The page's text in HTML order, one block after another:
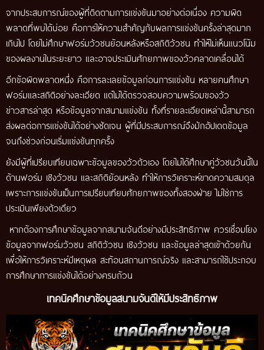
จากประสบการณ์ของผู้ที่ติดตามการแข่งขันมาอย่างต่อเนื่อง ความผิด
พลาดที่พบได้บ่อย คือการให้ความสำคัญกับผลการแข่งขันครั้งล่าสุดมาก
เกินไป โดยไม่ศึกษาฟอร์มวัวชนย้อนหลังหรือสถิติวัวชน ทำให้ไม่เห็นแนวโน้ม
ของผลงานในระยะยาว และอาจประเมินศักยภาพของวัวคลาดเคลื่อนได้
อีกข้อผิดพลาดหนึ่ง คือการละเลยข้อมูลก่อนการแข่งขัน หลายคนศึกษา
ฟอร์มและสถิติอย่างละเอียด แต่ไม่ได้ตรวจสอบความพร้อมของวัว
ข่าวสารล่าสุด หรือข้อมูลจากสนามแข่งขัน ทั้งที่รายละเอียดเหล่านี้สามารถ
ส่งผลต่อการแข่งขันได้อย่างชัดเจน ผู้ที่มีประสบการณ์จึงมักอัปเดตข้อมูล
จนถึงช่วงก่อนเริ่มแข่งขันทุกครั้ง
ยังมีผู้ที่เปรียบเทียบเฉพาะข้อมูลของวัวตัวเอง โดยไม่ได้ศึกษาคู่วัวชนวันนี้ใน
ด้านฟอร์ม เชิงวัวชน และสถิติย้อนหลัง ทำให้การวิเคราะห์ขาดความสมดุล
เพราะการแข่งขันเป็นการเปรียบเทียบศักยภาพของทั้งสองฝ่าย ไม่ใช่การ
ประเมินเพียงตัวเดียว
หากต้องการศึกษาข้อมูลจากสนามจันดีอย่างมีประสิทธิภาพ ควรเชื่อมโยง
ข้อมูลจากฟอร์มวัวชน สถิติวัวชน เชิงวัวชน และข้อมูลล่าสุดเข้าด้วยกัน
เพื่อให้การวิเคราะห์มีเหตุผล สะท้อนสถานการณ์จริง และสามารถใช้ประกอบ
การศึกษาการแข่งขันได้อย่างครบถ้วน
เทคนิคศึกษาข้อมูลสนามจันดีให้มีประสิทธิภาพ